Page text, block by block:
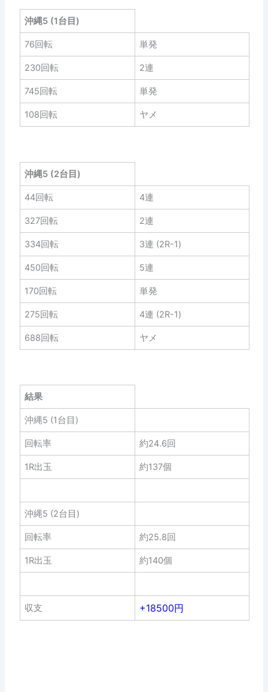
沖縄5 (1台目)
76回転 単発
230回転 2連
745回転 単発
108回転 ヤメ
沖縄5 (2台目)
44回転 4連
327回転 2連
334回転 3連 (2R-1)
450回転 5連
170回転 単発
275回転 4連 (2R-1)
688回転 ヤメ
結果
沖縄5 (1台目)
回転率 約24.6回
1R出玉 約137個
沖縄5 (2台目)
回転率 約25.8回
1R出玉 約140個
収支 +18500円